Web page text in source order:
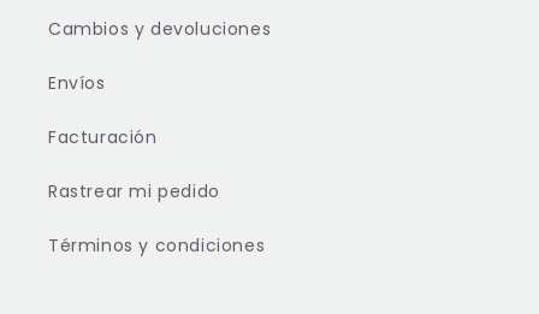
Cambios y devoluciones
Envíos
Facturación
Rastrear mi pedido
Términos y condiciones